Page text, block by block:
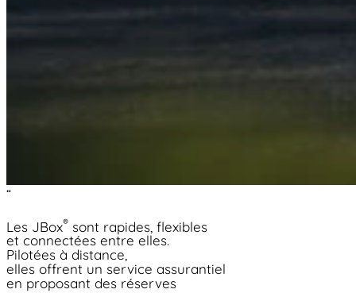
“
Les JBox® sont rapides, flexibles
et connectées entre elles.
Pilotées à distance,
elles offrent un service assurantiel
en proposant des réserves